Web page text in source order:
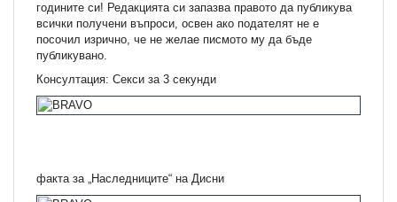
годините си! Редакцията си запазва правото да публикува
всички получени въпроси, освен ако подателят не е
посочил изрично, че не желае писмото му да бъде
публикувано.
Консултация: Секси за 3 секунди
факта за „Наследниците“ на Дисни